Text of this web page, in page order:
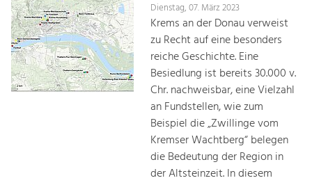
Dienstag, 07. März 2023
Krems an der Donau verweist
zu Recht auf eine besonders
reiche Geschichte. Eine
Besiedlung ist bereits 30.000 v.
Chr. nachweisbar, eine Vielzahl
an Fundstellen, wie zum
Beispiel die „Zwillinge vom
Kremser Wachtberg“ belegen
die Bedeutung der Region in
der Altsteinzeit. In diesem